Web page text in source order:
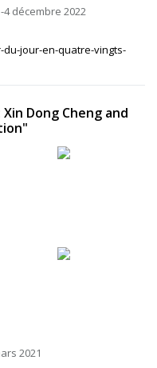
4 décembre 2022
jour-en-quatre-vingts-
Dong Cheng and
2021